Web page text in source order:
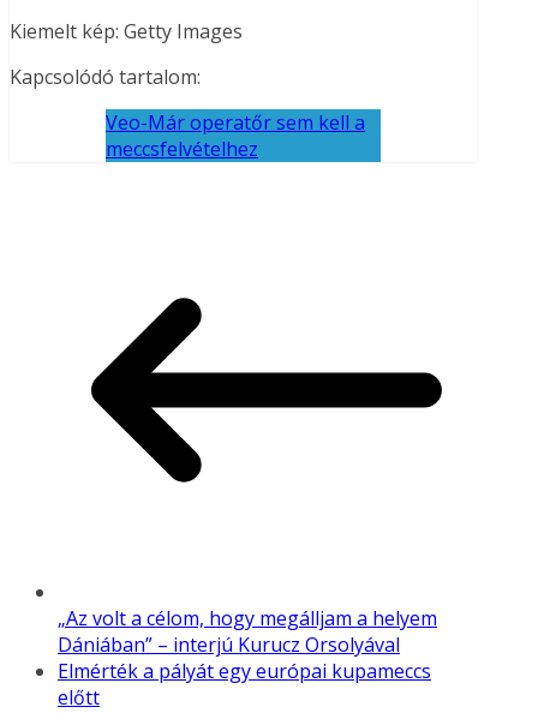
Kiemelt kép: Getty Images
Kapcsolódó tartalom:
Veo-Már operatőr sem kell a
meccsfelvételhez
„Az volt a célom, hogy megálljam a helyem
Dániában” – interjú Kurucz Orsolyával
Elmérték a pályát egy európai kupameccs
előtt